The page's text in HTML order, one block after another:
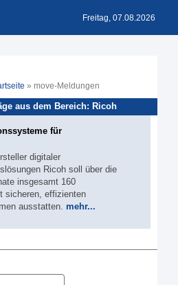
Freitag, 07.08.2026
» move-Meldungen
aus dem Bereich: Ricoh
für
digitaler
Ricoh soll über die
insgesamt 160
sicheren, effizienten
ausstatten. mehr...